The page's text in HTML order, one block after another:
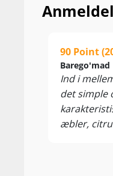
90 Point
Barego'mad
Ind i
det simple
æbler,